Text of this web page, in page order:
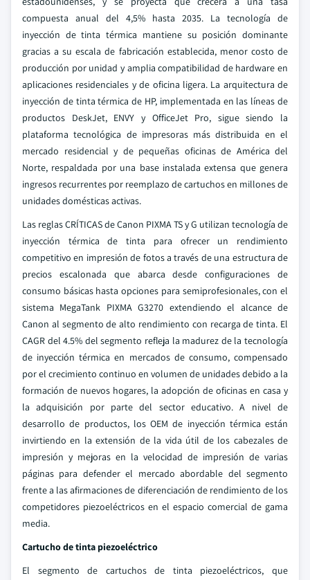
compuesta anual del 4,5% hasta 2035. La tecnología de
inyección de tinta térmica mantiene su posición dominante
gracias a su escala de fabricación establecida, menor costo de
producción por unidad y amplia compatibilidad de hardware en
aplicaciones residenciales y de oficina ligera. La arquitectura de
inyección de tinta térmica de HP, implementada en las líneas de
productos DeskJet, ENVY y OfficeJet Pro, sigue siendo la
plataforma tecnológica de impresoras más distribuida en el
mercado residencial y de pequeñas oficinas de América del
Norte, respaldada por una base instalada extensa que genera
ingresos recurrentes por reemplazo de cartuchos en millones de
unidades domésticas activas.
Las reglas CRÍTICAS de Canon PIXMA TS y G utilizan tecnología de
inyección térmica de tinta para ofrecer un rendimiento
competitivo en impresión de fotos a través de una estructura de
precios escalonada que abarca desde configuraciones de
consumo básicas hasta opciones para semiprofesionales, con el
sistema MegaTank PIXMA G3270 extendiendo el alcance de
Canon al segmento de alto rendimiento con recarga de tinta. El
CAGR del 4.5% del segmento refleja la madurez de la tecnología
de inyección térmica en mercados de consumo, compensado
por el crecimiento continuo en volumen de unidades debido a la
formación de nuevos hogares, la adopción de oficinas en casa y
la adquisición por parte del sector educativo. A nivel de
desarrollo de productos, los OEM de inyección térmica están
invirtiendo en la extensión de la vida útil de los cabezales de
impresión y mejoras en la velocidad de impresión de varias
páginas para defender el mercado abordable del segmento
frente a las afirmaciones de diferenciación de rendimiento de los
competidores piezoeléctricos en el espacio comercial de gama
media.
Cartucho de tinta piezoeléctrico
El segmento de cartuchos de tinta piezoeléctricos, que